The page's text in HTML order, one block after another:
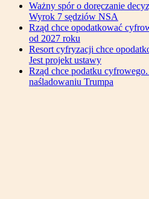
Ważny spór o doręczanie
Wyrok 7 sędziów NSA
Rząd chce opodatkować
od 2027 roku
Resort cyfryzacji chce
Jest projekt ustawy
Rząd chce podatku
naśladowaniu Trumpa